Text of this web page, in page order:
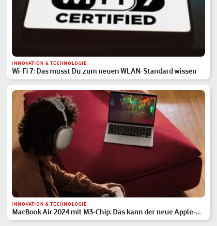
INNOVATION & TECHNOLOGIE
Wi-Fi 7: Das musst Du zum neuen WLAN-Standard wissen
INNOVATION & TECHNOLOGIE
MacBook Air 2024 mit M3-Chip: Das kann der neue Apple-
Laptop